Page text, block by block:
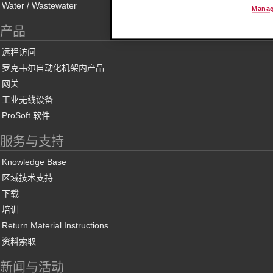
Water / Wastewater
产品
远程访问
罗克韦尔自动化机架内产品
网关
工业无线设备
ProSoft 软件
服务与支持
Knowledge Base
区域技术支持
下载
培训
Return Material Instructions
资料索取
新闻与活动